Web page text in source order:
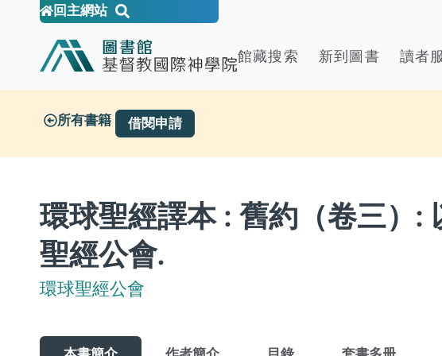
回主網站
館藏搜索 新到圖書 讀者
所有書籍 借閱申請
環球聖經譯本 : 舊約（卷三）
聖經公會.
環球聖經公會